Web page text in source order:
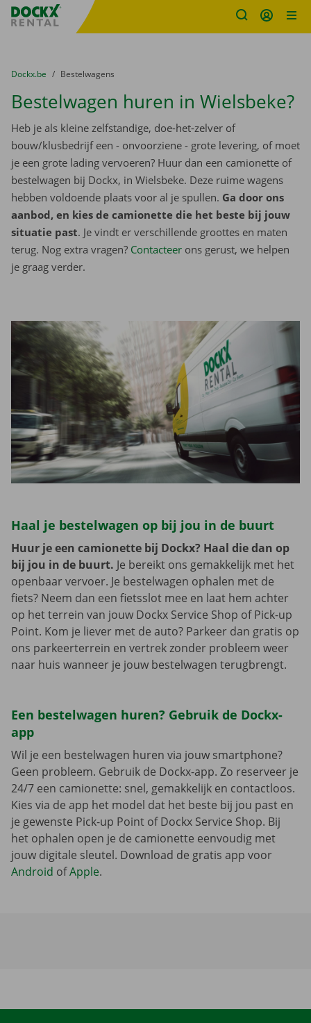
Fratello DEMO
U bevindt zich hier:
van
Dockx.be naar
Bestelwagens
Bestelwagen huren in Wielsbeke?
Heb je als kleine zelfstandige, doe-het-zelver of
bouw/klusbedrijf een - onvoorziene - grote levering, of moet
je een grote lading vervoeren? Huur dan een camionette of
bestelwagen bij Dockx, in Wielsbeke. Deze ruime wagens
hebben voldoende plaats voor al je spullen. Ga door ons
aanbod, en kies de camionette die het beste bij jouw
situatie past. Je vindt er verschillende groottes en maten
terug. Nog extra vragen? Contacteer ons gerust, we helpen
je graag verder.
Haal je bestelwagen op bij jou in de buurt
Huur je een camionette bij Dockx? Haal die dan op
bij jou in de buurt. Je bereikt ons gemakkelijk met het
openbaar vervoer. Je bestelwagen ophalen met de
fiets? Neem dan een fietsslot mee en laat hem achter
op het terrein van jouw Dockx Service Shop of Pick-up
Point. Kom je liever met de auto? Parkeer dan gratis op
ons parkeerterrein en vertrek zonder probleem weer
naar huis wanneer je jouw bestelwagen terugbrengt.
Een bestelwagen huren? Gebruik de Dockx-
app
Wil je een bestelwagen huren via jouw smartphone?
Geen probleem. Gebruik de Dockx-app. Zo reserveer je
24/7 een camionette: snel, gemakkelijk en contactloos.
Kies via de app het model dat het beste bij jou past en
je gewenste Pick-up Point of Dockx Service Shop. Bij
het ophalen open je de camionette eenvoudig met
jouw digitale sleutel. Download de gratis app voor
Android ofApple.